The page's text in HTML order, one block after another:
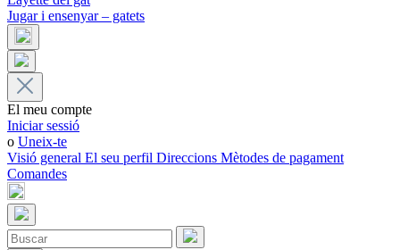
Jugar i ensenyar – gatets
El meu compte
Iniciar sessió
o Uneix-te
Visió general El seu perfil Direccions Mètodes de pagament
Comandes